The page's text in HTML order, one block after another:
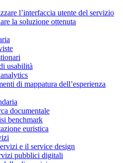
l’interfaccia utente del servizio
la soluzione ottenuta
usabilità
di mappatura dell’esperienza
documentale
benchmark
euristica
e il service design
pubblici digitali